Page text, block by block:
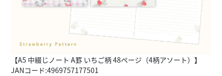
【A5 中綴じノート A罫 いちご柄 48ページ（4柄アソート）】
JANコード:4969757177501